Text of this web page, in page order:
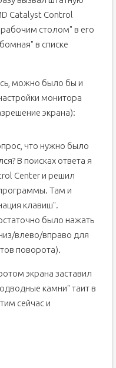
Catalyst Control
столом" в его
в списке
можно было бы и
монитора
экрана):
что нужно было
В поисках ответа я
Center и решил
Там и
клавиш".
было нажать
влево/вправо для
поворота).
экрана заставил
камни" таит в
сейчас и